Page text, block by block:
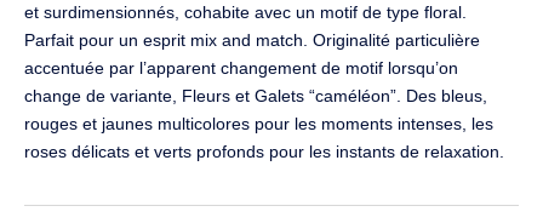
et surdimensionnés, cohabite avec un motif de type floral.
Parfait pour un esprit mix and match. Originalité particulière
accentuée par l’apparent changement de motif lorsqu’on
change de variante, Fleurs et Galets “caméléon”. Des bleus,
rouges et jaunes multicolores pour les moments intenses, les
roses délicats et verts profonds pour les instants de relaxation.